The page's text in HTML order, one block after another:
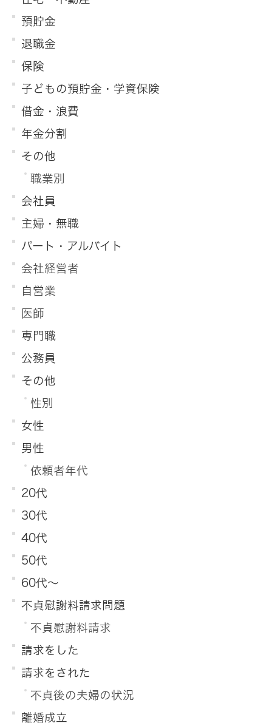
預貯金
退職金
保険
子どもの預貯金・学資保険
借金・浪費
年金分割
その他
職業別
会社員
主婦・無職
パート・アルバイト
会社経営者
自営業
医師
専門職
公務員
その他
性別
女性
男性
依頼者年代
20代
30代
40代
50代
60代～
不貞慰謝料請求問題
不貞慰謝料請求
請求をした
請求をされた
不貞後の夫婦の状況
離婚成立